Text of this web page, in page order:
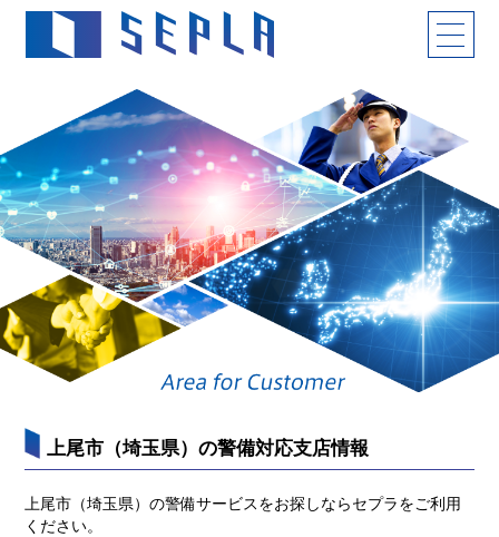
上尾市（埼玉県）の警備対応支店情報
上尾市（埼玉県）の警備サービスをお探しならセプラをご利用
ください。